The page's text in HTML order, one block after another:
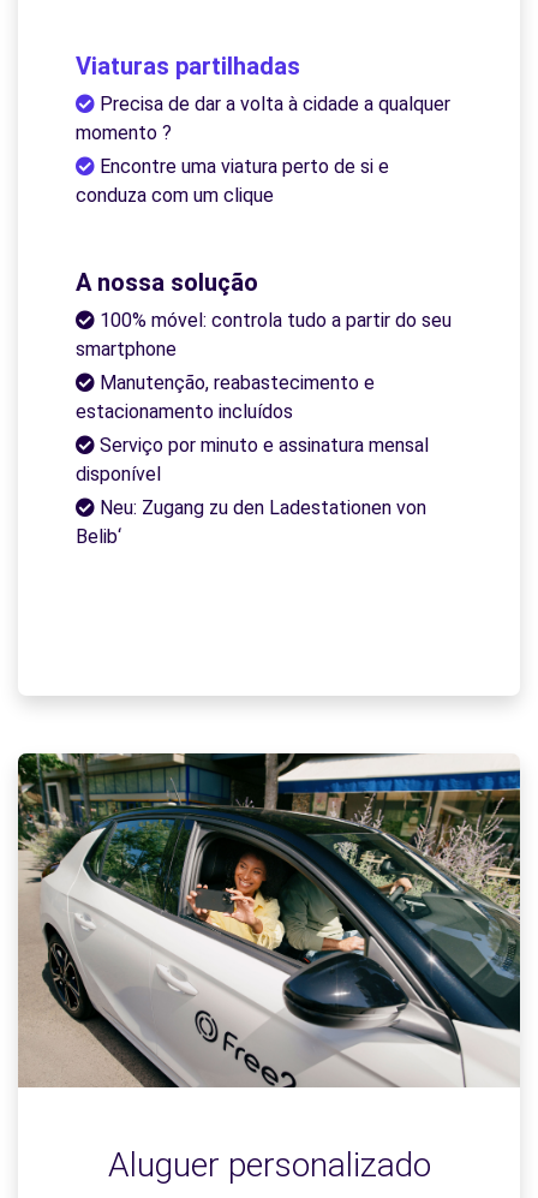
Viaturas partilhadas
Precisa de dar a volta à cidade a qualquer
momento ?
Encontre uma viatura perto de si e
conduza com um clique
A nossa solução
100% móvel: controla tudo a partir do seu
smartphone
Manutenção, reabastecimento e
estacionamento incluídos
Serviço por minuto e assinatura mensal
disponível
Neu: Zugang zu den Ladestationen von
Belib‘
Aluguer personalizado